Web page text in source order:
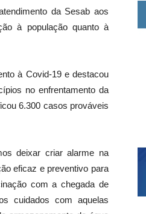
da Sesab aos
à população quanto à
à Covid-19 e destacou
no enfrentamento da
6.300 casos prováveis
deixar criar alarme na
eficaz e preventivo para
com a chegada de
cuidados com aquelas